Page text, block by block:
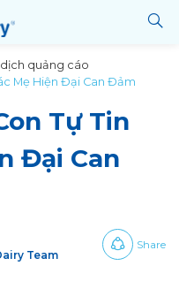
dịch quảng cáo
Mẹ Hiện Đại Can Đảm
Tự Tin
Đại Can
Team
Share